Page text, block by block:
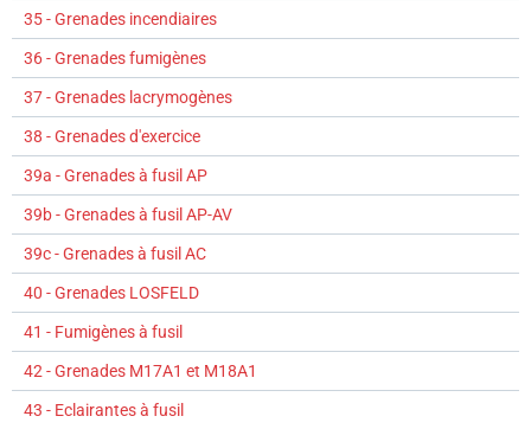
35 - Grenades incendiaires
36 - Grenades fumigènes
37 - Grenades lacrymogènes
38 - Grenades d'exercice
39a - Grenades à fusil AP
39b - Grenades à fusil AP-AV
39c - Grenades à fusil AC
40 - Grenades LOSFELD
41 - Fumigènes à fusil
42 - Grenades M17A1 et M18A1
43 - Eclairantes à fusil